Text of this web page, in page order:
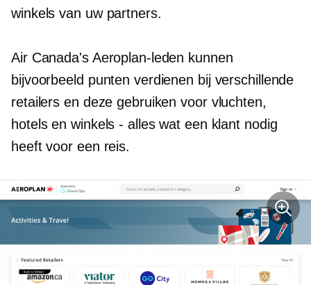
winkels van uw partners.
Air Canada's Aeroplan-leden kunnen
bijvoorbeeld punten verdienen bij verschillende
retailers en deze gebruiken voor vluchten,
hotels en winkels - alles wat een klant nodig
heeft voor een reis.